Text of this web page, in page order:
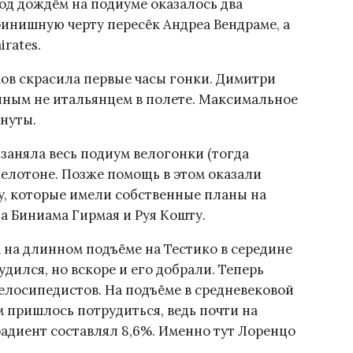
дождём на подиуме оказалось два
черту пересёк Андреа Вендраме, а
скрасила первые часы гонки. Димитри
не итальянцем в полете. Максимальное
весь подиум велогонки (тогда
Позже помощь в этом оказали
имели собственные планы на
Биниама Гирмая и Руя Кошту.
длинном подъёме на Тестико в середине
но вскоре и его добрали. Теперь
На подъёме в средневековой
потрудиться, ведь почти на
составлял 8,6%. Именно тут Лоренцо